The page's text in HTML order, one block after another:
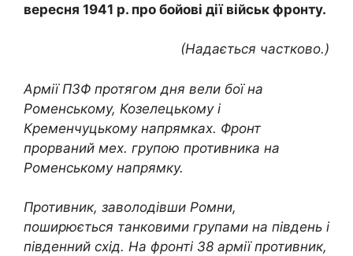
вересня 1941 р. про бойові дії військ фронту.
(Надається частково.)
Армії ПЗФ протягом дня вели бої на
Роменському, Козелецькому і
Кременчуцькому напрямках. Фронт
прорваний мех. групою противника на
Роменському напрямку.
Противник, заволодівши Ромни,
поширюється танковими групами на південь і
південний схід. На фронті 38 армії противник,